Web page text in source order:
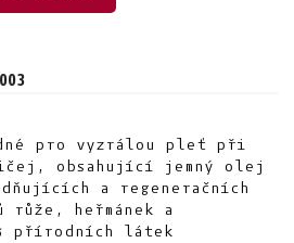
pro vyzrálou pleť při
obsahující jemný olej
a regeneračních
heřmánek a
přírodních látek